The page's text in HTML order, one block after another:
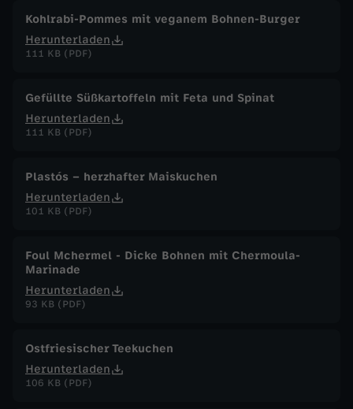
Kohlrabi-Pommes mit veganem Bohnen-Burger
Herunterladen
111 KB (PDF)
Gefüllte Süßkartoffeln mit Feta und Spinat
Herunterladen
111 KB (PDF)
Plastós – herzhafter Maiskuchen
Herunterladen
101 KB (PDF)
Foul Mchermel - Dicke Bohnen mit Chermoula-
Marinade
Herunterladen
93 KB (PDF)
Ostfriesischer Teekuchen
Herunterladen
106 KB (PDF)